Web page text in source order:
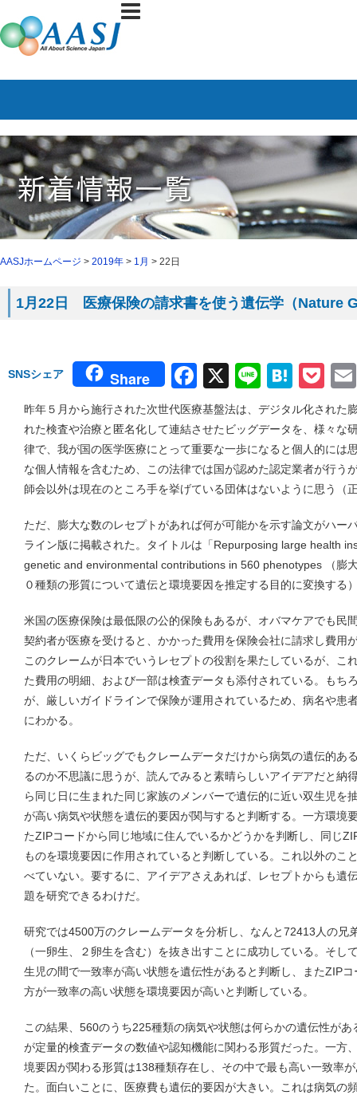
AASJホームページ > 2019年 > 1月 > 22日
1月22日 医療保険の請求書を使う遺伝学（Nature
SNSシェア Share Facebook
X Line
昨年５月から施行された次世代医療基盤法は、デジタル化された
れた検査や治療と匿名化して連結させたビッグデータを、様々な
律で、我が国の医学医療にとって重要な一歩になると個人的には
な個人情報を含むため、この法律では国が認めた認定業者が行う
師会以外は現在のところ手を挙げている団体はないように思う（
ただ、膨大な数のレセプトがあれば何が可能かを示す論文がハー
ライン版に掲載された。タイトルは「Repurposing large health
genetic and environmental contributions in 560 phenotypes （膨
０種類の形質について遺伝と環境要因を推定する目的に変換する
米国の医療保険は最低限の公的保険もあるが、オバマケアでも民
契約者が医療を受けると、かかった費用を保険会社に請求し費用
このクレームが日本でいうレセプトの役割を果たしているが、こ
た費用の明細、および一部は検査データも添付されている。もち
が、厳しいガイドラインで保険が運用されているため、病名や患
にわかる。
ただ、いくらビッグでもクレームデータだけから病気の遺伝的あ
るのか不思議に思うが、読んでみると素晴らしいアイデアだと納
ら同じ日に生まれた同じ家族のメンバーで遺伝的に近い双生児を
が高い病気や状態を遺伝的要因が関与すると判断する。一方環境
たZIPコードから同じ地域に住んでいるかどうかを判断し、同じ
ものを環境要因に作用されていると判断している。これ以外のこ
べていない。要するに、アイデアさえあれば、レセプトからも遺
題を研究できるわけだ。
研究では4500万のクレームデータを分析し、なんと72413人の兄
（一卵生、２卵生を含む）を抜き出すことに成功している。そし
生児の間で一致率が高い状態を遺伝性があると判断し、またZIP
方が一致率の高い状態を環境要因が高いと判断している。
この結果、560のうち225種類の病気や状態は何らかの遺伝性が
が定量的検査データの数値や認知機能に関わる形質だった。一方
境要因が関わる形質は138種類存在し、その中で最も高い一致率
た。面白いことに、医療費も遺伝的要因が大きい。これは病気の